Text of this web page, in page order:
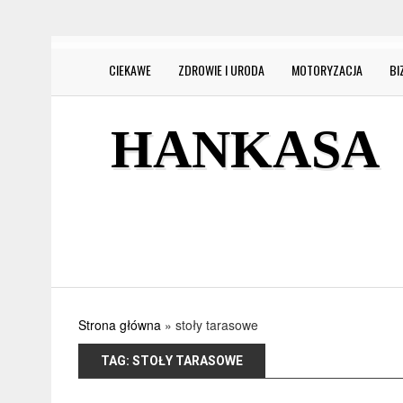
CIEKAWE ZDROWIE I URODA MOTORYZACJA
HANKASA
Strona główna » stoły tarasowe
TAG: STOŁY TARASOWE